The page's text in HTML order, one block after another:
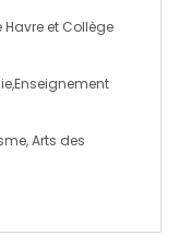
Havre et Collège
Arts des